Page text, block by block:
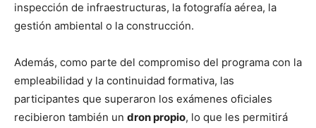
inspección de infraestructuras, la fotografía aérea, la
gestión ambiental o la construcción.
Además, como parte del compromiso del programa con la
empleabilidad y la continuidad formativa, las
participantes que superaron los exámenes oficiales
recibieron también un dron propio, lo que les permitirá